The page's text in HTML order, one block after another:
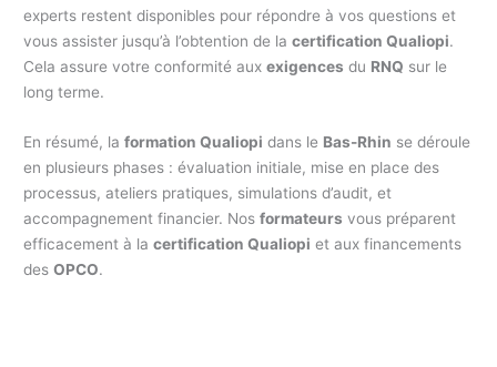
experts restent disponibles pour répondre à vos questions et
vous assister jusqu’à l’obtention de lacertification Qualiopi.
Cela assure votre conformité auxexigences du RNQ sur le
long terme.
En résumé, laformation Qualiopi dans le Bas-Rhin se déroule
en plusieurs phases : évaluation initiale, mise en place des
processus, ateliers pratiques, simulations d’audit, et
accompagnement financier. Nosformateurs vous préparent
efficacement à lacertification Qualiopi et aux financements
desOPCO.